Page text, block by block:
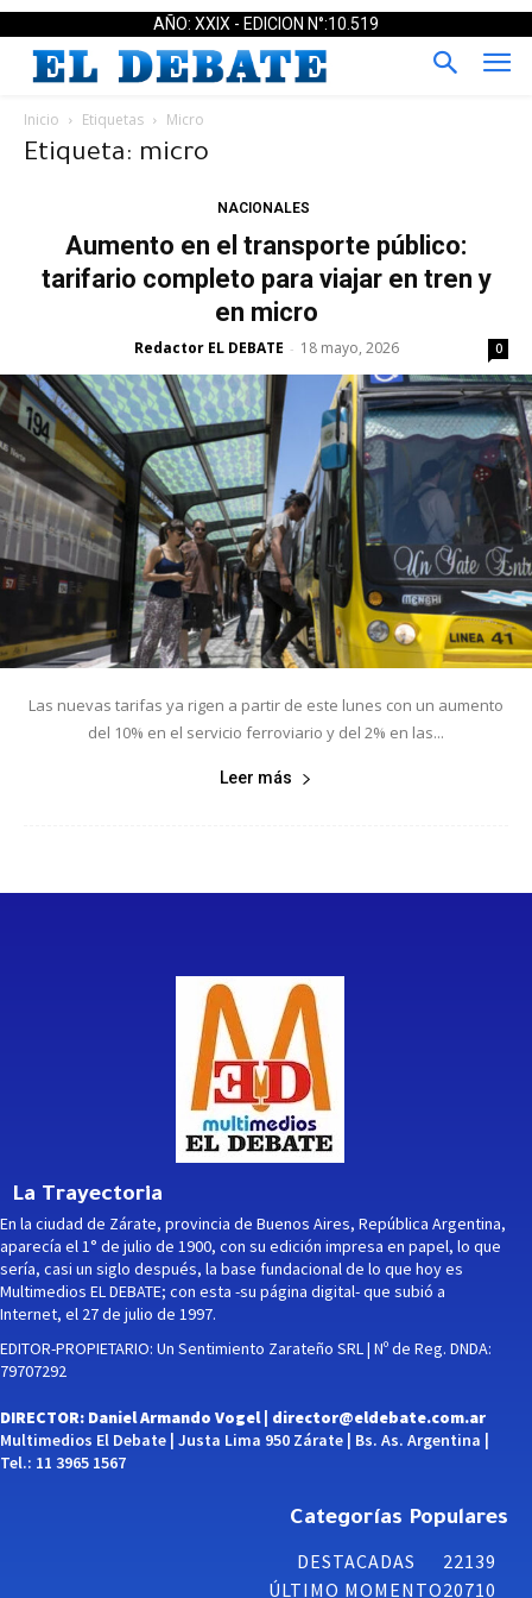
AÑO: XXIX - EDICION N°:10.519
Inicio Etiquetas Micro
Etiqueta: micro
NACIONALES
Aumento en el transporte público:
tarifario completo para viajar en tren y
en micro
Redactor EL DEBATE - 18 mayo, 2026 0
Las nuevas tarifas ya rigen a partir de este lunes con un aumento
del 10% en el servicio ferroviario y del 2% en las...
Leer más
La Trayectoria
En la ciudad de Zárate, provincia de Buenos Aires, República Argentina,
aparecía el 1° de julio de 1900, con su edición impresa en papel, lo que
sería, casi un siglo después, la base fundacional de lo que hoy es
Multimedios EL DEBATE; con esta -su página digital- que subió a
Internet, el 27 de julio de 1997.
EDITOR-PROPIETARIO: Un Sentimiento Zarateño SRL | Nº de Reg. DNDA:
79707292
DIRECTOR: Daniel Armando Vogel | director@eldebate.com.ar
Multimedios El Debate | Justa Lima 950 Zárate | Bs. As. Argentina |
Tel.: 11 3965 1567
Categorías Populares
DESTACADAS
22139
ÚLTIMO MOMENTO20710